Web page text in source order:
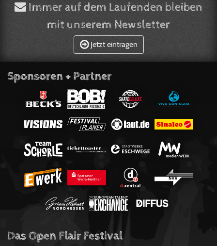
Immer auf dem Laufenden bleiben
mit unserem Newsletter
Jetzt eintragen
Sponsoren + Partner
Das Open Flair Festival